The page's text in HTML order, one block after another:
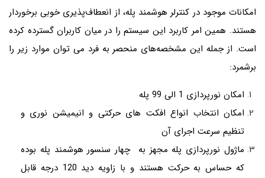
امکانات موجود در کنترلر هوشمند پله، از انعطاف‌پذیری خوبی برخوردار
هستند. همین امر کاربرد این سیستم را در میان کاربران گسترده کرده
است. از جمله این مشخصه‌های منحصر به فرد می توان موارد زیر را
برشمرد:
امکان نورپردازی 1 الی 99 پله
امکان انتخاب انواع افکت های حرکتی و انیمیشن نوری و
تنظیم سرعت اجرای آن
ماژول نورپردازی پله مجهز به چهار سنسور هوشمند پله بوده
که حساس به حرکت هستند و با زاویه دید 120 درجه قابل